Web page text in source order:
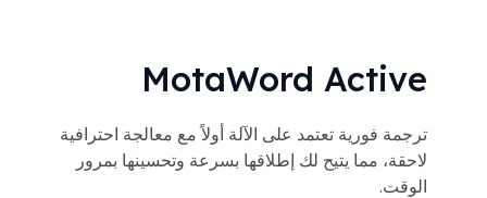
MotaWord Active
ترجمة فورية تعتمد على الآلة أولاً مع معالجة احترافية
لاحقة، مما يتيح لك إطلاقها بسرعة وتحسينها بمرور
الوقت.